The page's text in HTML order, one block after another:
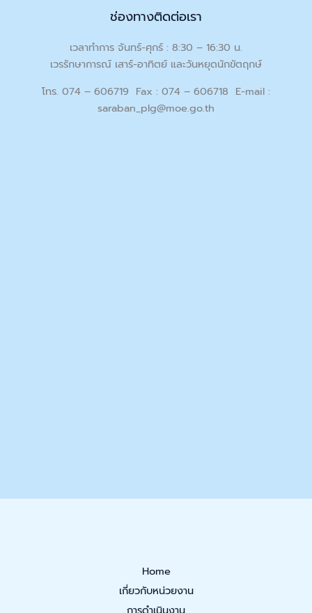
ช่องทางติดต่อเรา
เวลาทำการ จันทร์-ศุกร์ : 8:30 – 16:30 น.
เวรรักษาการณ์ เสาร์-อาทิตย์ และวันหยุดนักขัตฤกษ์
โทร. 074 – 606719 Fax : 074 – 606718 E-mail :
saraban_plg@moe.go.th
Home
เกี่ยวกับหน่วยงาน
การดำเนินงาน